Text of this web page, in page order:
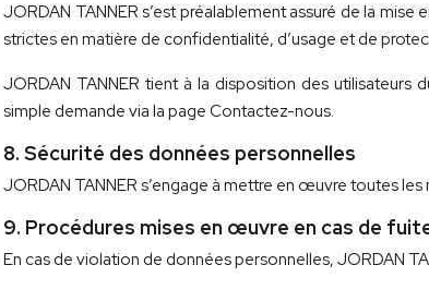
JORDAN TANNER s’est préalablement assuré de la
strictes en matière de confidentialité, d’usage et de
JORDAN TANNER tient à la disposition des utilisateurs
simple demande via la page Contactez-nous.
8. Sécurité des données personnelles
JORDAN TANNER s’engage à mettre en œuvre toutes
9. Procédures mises en œuvre en cas de
En cas de violation de données personnelles, JORDAN